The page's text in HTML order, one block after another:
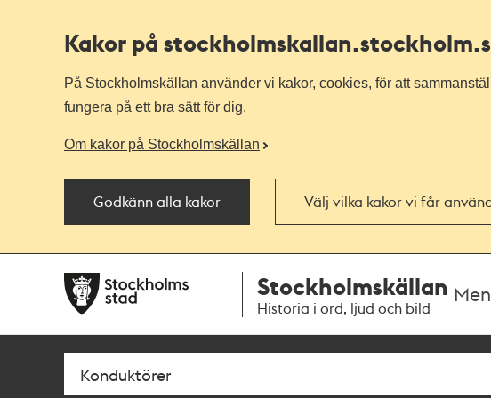
Kakor på stockholmskallan
På Stockholmskällan använder vi kakor, cookies, för att
fungera på ett bra sätt för dig.
Om kakor på Stockholmskällan
Godkänn alla kakor Välj vilka kakor vi får
navigationen
huvudinnehållet
Stockholmskällan
Historia i ord, ljud och bild
Sök